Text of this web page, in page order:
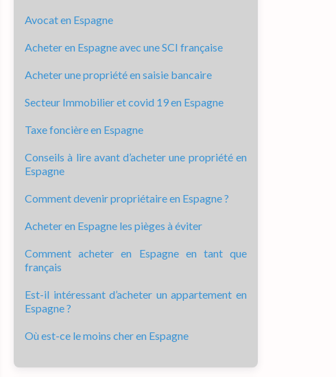
Avocat en Espagne
Acheter en Espagne avec une SCI française
Acheter une propriété en saisie bancaire
Secteur Immobilier et covid 19 en Espagne
Taxe foncière en Espagne
Conseils à lire avant d’acheter une propriété en
Espagne
Comment devenir propriétaire en Espagne ?
Acheter en Espagne les pièges à éviter
Comment acheter en Espagne en tant que
français
Est-il intéressant d’acheter un appartement en
Espagne ?
Où est-ce le moins cher en Espagne